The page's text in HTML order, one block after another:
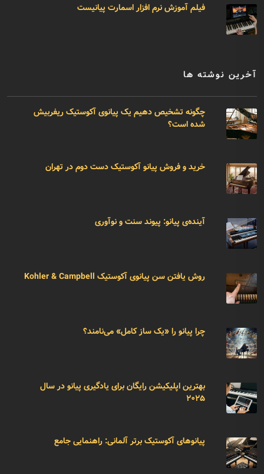
فیلم آموزش نرم افزار اسمارت پیانیست
آخرین نوشته ها
چگونه تشخیص دهیم یک پیانوی آکوستیک ریفربیش
شده است؟
خرید و فروش پیانو آکوستیک دست دوم در تهران
آینده‌ی پیانو: پیوند سنت و نوآوری
روش یافتن سن پیانوی آکوستیک Kohler & Campbell
چرا پیانو را «یک ساز کامل» می‌نامند؟
بهترین اپلیکیشن رایگان برای یادگیری پیانو در سال
۲۰۲۵
پیانوهای آکوستیک برتر آلمانی: راهنمایی جامع